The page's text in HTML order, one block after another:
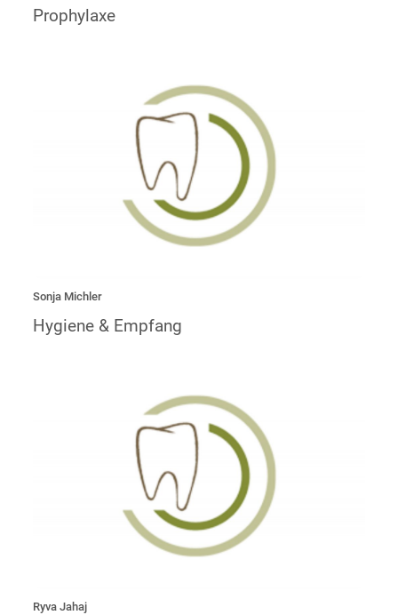
Prophylaxe
„Mein Herz schlägt für Hygiene und saubere Instrumente.
Es macht mir Spaß , die
Praxisabläufe und das Team durch gezielte Zuarbeit im
Hintergrund zu unterstützen.“
Sonja Michler
Hygiene & Empfang
„Seit 2021 bin ich Azubi in der Lindenpraxis und habe Spaß
daran den Beruf zu erlernen.“
Ryva Jahaj